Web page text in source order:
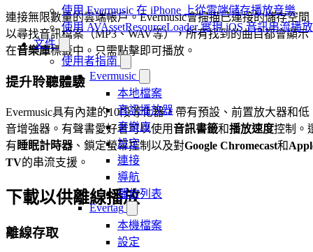
使用 Evermusic 在 iPhone 上從雲端儲存播放音樂
使用 AVAssetResourceLoader 實現 iOS 音訊串流播放
文件
使用者指南
Evermusic
本地檔案
音訊播放器
音樂庫
設定
連接
導航
播放列表
Evertag
本機檔案
設定
連接無限數量的雲端帳戶。Evermusic會掃描已連接的儲存空間
以尋找音訊檔案（MP3、WAV等），所有找到的曲目都會顯示
在音樂庫標籤中。只需點擊即可播放。
提升聆聽體驗
Evermusic具有內建的10段等化器，帶有預設、前置放大器和低
音增強器。有聲書愛好者可以使用音訊書籤和播放速度控制。
有睡眠計時器 、鎖定螢幕控制以及對Google Chromecast和
TV的串流支援。
下載以供離線播放
離線存取